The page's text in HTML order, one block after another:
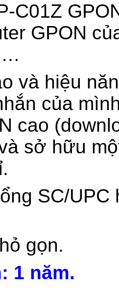
C01Z
GPON
và hiệu
của
cao
sở hữu
SC/UPC
gọn.
1 năm.